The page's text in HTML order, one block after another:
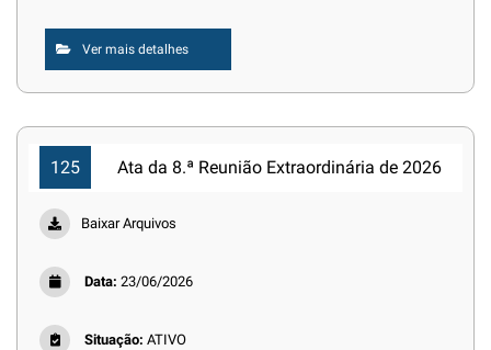
Ver mais detalhes
125 Ata da 8.ª Reunião Extraordinária de 2026
Baixar Arquivos
Data: 23/06/2026
Situação: ATIVO